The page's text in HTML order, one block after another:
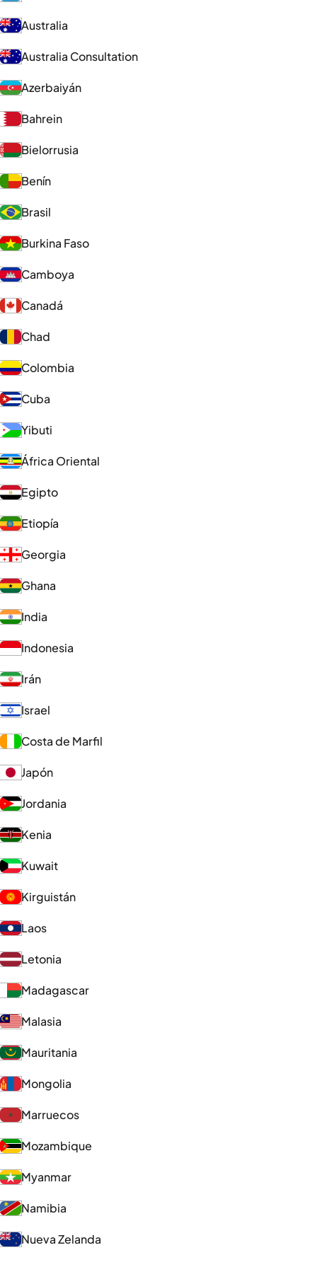
Australia
Australia Consultation
Azerbaiyán
Bahrein
Bielorrusia
Benín
Brasil
Burkina Faso
Camboya
Canadá
Chad
Colombia
Cuba
Yibuti
África Oriental
Egipto
Etiopía
Georgia
Ghana
India
Indonesia
Irán
Israel
Costa de Marfil
Japón
Jordania
Kenia
Kuwait
Kirguistán
Laos
Letonia
Madagascar
Malasia
Mauritania
Mongolia
Marruecos
Mozambique
Myanmar
Namibia
Nueva Zelanda